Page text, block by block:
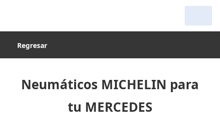
Regresar
Neumáticos MICHELIN para
tu MERCEDES